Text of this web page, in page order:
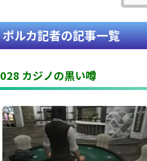
ポルカ記者の記事一覧
028 カジノの黒い噂